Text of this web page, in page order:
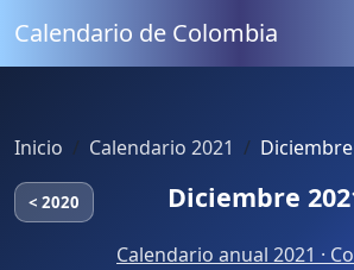
Calendario de Colombia
Inicio Calendario 2021
< 2020 Diciembre
Calendario anual 2021 ·